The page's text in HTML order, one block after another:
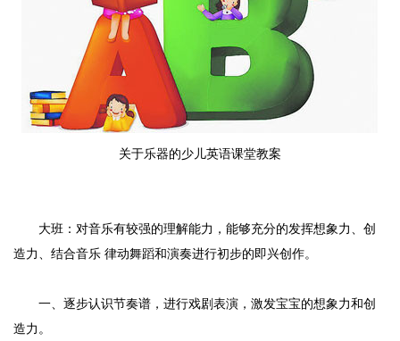
关于乐器的少儿英语课堂教案
大班：对音乐有较强的理解能力，能够充分的发挥想象力、创
造力、结合音乐 律动舞蹈和演奏进行初步的即兴创作。
一、逐步认识节奏谱，进行戏剧表演，激发宝宝的想象力和创
造力。